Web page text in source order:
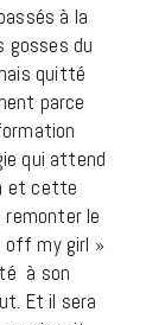
à la
gosses du
quitté
parce
qui attend
et cette
remonter le
off my girl »
à son
Et il sera